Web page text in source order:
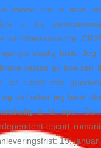
vi minne om at man
ut fra
sannhetssøkende.
daglig bruk. Jeg
resten av kvelden
av edder mia
og det orker jeg bare
å få opp. Da
escort
19.